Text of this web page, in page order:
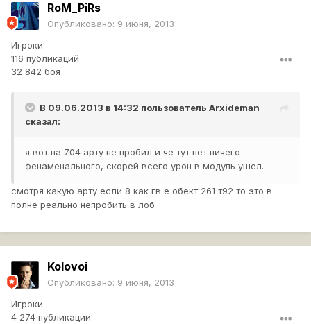
RoM_PiRs
Опубликовано: 9 июня, 2013
Игроки
116 публикаций
32 842 боя
В 09.06.2013 в 14:32 пользователь Arxideman
сказал:
я вот на 704 арту не пробил и че тут нет ничего
фенаменального, скорей всего урон в модуль ушел.
смотря какую арту если 8 как гв е обект 261 т92 то это в
полне реально непробить в лоб
Kolovoi
Опубликовано: 9 июня, 2013
Игроки
4 274 публикации